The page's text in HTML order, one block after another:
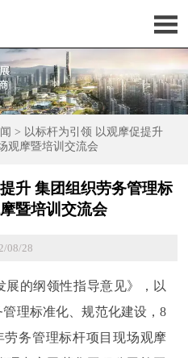

> 以标杆为引领 以观摩促提升
观摩暨培训交流会
升 集团组织劳务管理标
暨培训交流会
08/28
展的纲领性指导意见》，以
理标准化、规范化建设，8
劳务管理标杆项目现场观摩